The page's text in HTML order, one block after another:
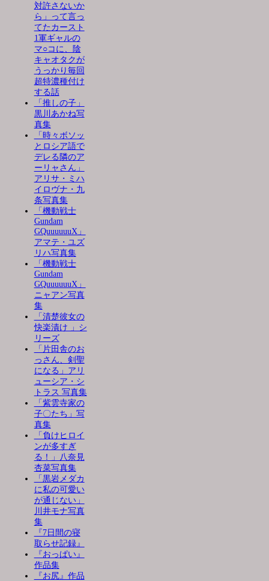
対許さないか
ら」って言っ
てたカースト
1軍ギャルの
マ○コに、陰
キャオタクが
うっかり毎回
超特濃種付け
する話
「推しの子」
黒川あかね写
真集
「時々ボソッ
とロシア語で
デレる隣のア
ーリャさん」
アリサ・ミハ
イロヴナ・九
条写真集
「機動戦士
Gundam
GQuuuuuuX」
アマテ・ユズ
リハ写真集
「機動戦士
Gundam
GQuuuuuuX」
ニャアン写真
集
「清楚彼女の
快楽漬け 」シ
リーズ
「片田舎のお
っさん、剣聖
になる」アリ
ューシア・シ
トラス 写真集
「紫雲寺家の
子〇たち」写
真集
「負けヒロイ
ンが多すぎ
る！」八奈見
杏菜写真集
「黒岩メダカ
に私の可愛い
が通じない」
川井モナ写真
集
『7日間の寝
取らせ記録』
『おっぱい』
作品集
『お尻』作品